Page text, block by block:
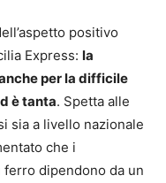
positivo
Express: la
per la difficile
è tanta. Spetta alle
sia a livello nazionale
che i
dipendono da un